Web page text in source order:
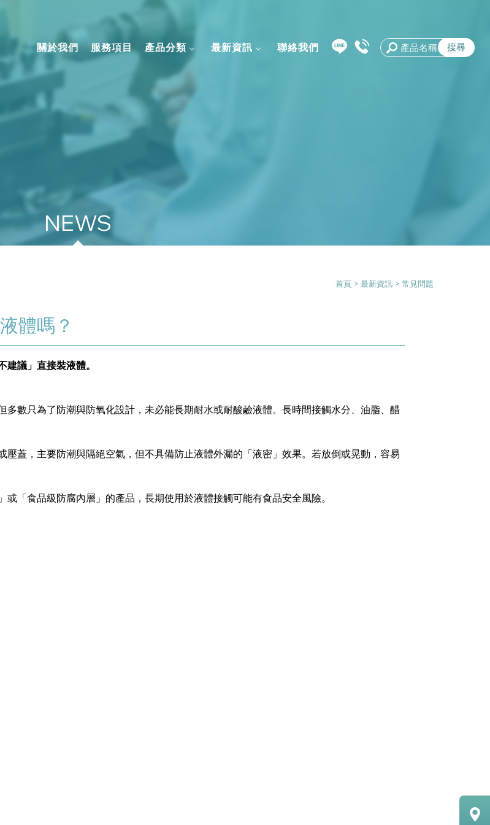
關於我們 服務項目 產品分類 最新資訊 聯絡我們
最新資訊
首頁 > 最新資訊 > 常見問題
體嗎？
議」直接裝液體。
多數只為了防潮與防氧化設計，未必能長期耐水或耐酸鹼液體。長時間接觸水分、油脂、醋
蓋，主要防潮與隔絕空氣，但不具備防止液體外漏的「液密」效果。若放倒或晃動，容易
「食品級防腐內層」的產品，長期使用於液體接觸可能有食品安全風險。